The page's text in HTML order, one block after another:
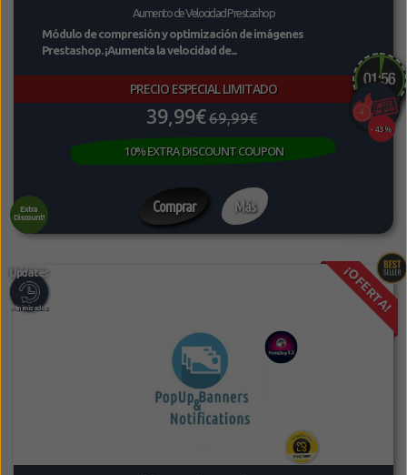
Aumento de Velocidad Prestashop
Extra
Discount!
Módulo de compresión y optimización de imágenes
Prestashop. ¡Aumenta la velocidad de...
PRECIO ESPECIAL LIMITADO
10% EXTRA DISCOUNT COUPON
39,99€69,99€
-43%
Comprar Más
¡OFERTA!